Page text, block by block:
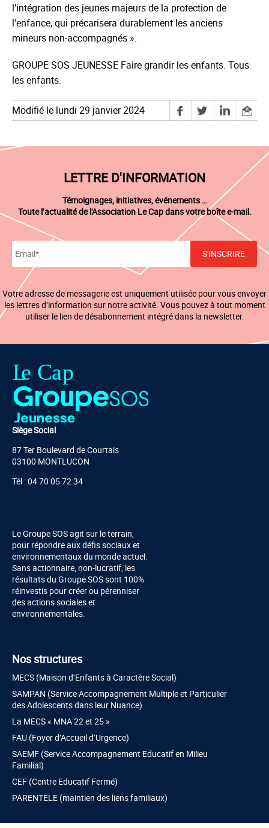
l’intégration des jeunes majeurs de la protection de
l'enfance, qui précarisera durablement les anciens
mineurs non-accompagnés ».
GROUPE SOS JEUNESSE Faire grandir les enfants. Tous
les enfants.
Modifié le lundi 29 janvier 2024
LETTRE D'INFORMATION
Témoignages, initiatives, événements …
Toute l’actualité de l'Association Le Cap dans votre boîte e-mail.
Votre adresse de messagerie est uniquement utilisée pour vous envoyer
les lettres d’information sur notre activité. Vous pouvez à tout moment
utiliser le lien de désabonnement intégré dans la newsletter.
Siège Social
87 Ter Boulevard de Courtais
03100 MONTLUCON
Tél : 04 70 05 72 34
Le Groupe SOS agit sur le terrain,
pour répondre aux défis sociaux et
environnementaux du monde actuel.
Sans actionnaire, non-lucratif, les
résultats du Groupe SOS sont 100%
réinvestis pour créer ou pérenniser
des actions sociales et
environnementales.
Nos structures
MECS (Maison d’Enfants à Caractère Social)
SAMPAN (Service Accompagnement Multiple et Particulier
des Adolescents dans leur Nuance)
La MECS « MNA 22 et 25 »
FAU (Foyer d’Accueil d’Urgence)
SAEMF (Service Accompagnement Educatif en Milieu
Familial)
CEF (Centre Educatif Fermé)
PARENTELE (maintien des liens familiaux)